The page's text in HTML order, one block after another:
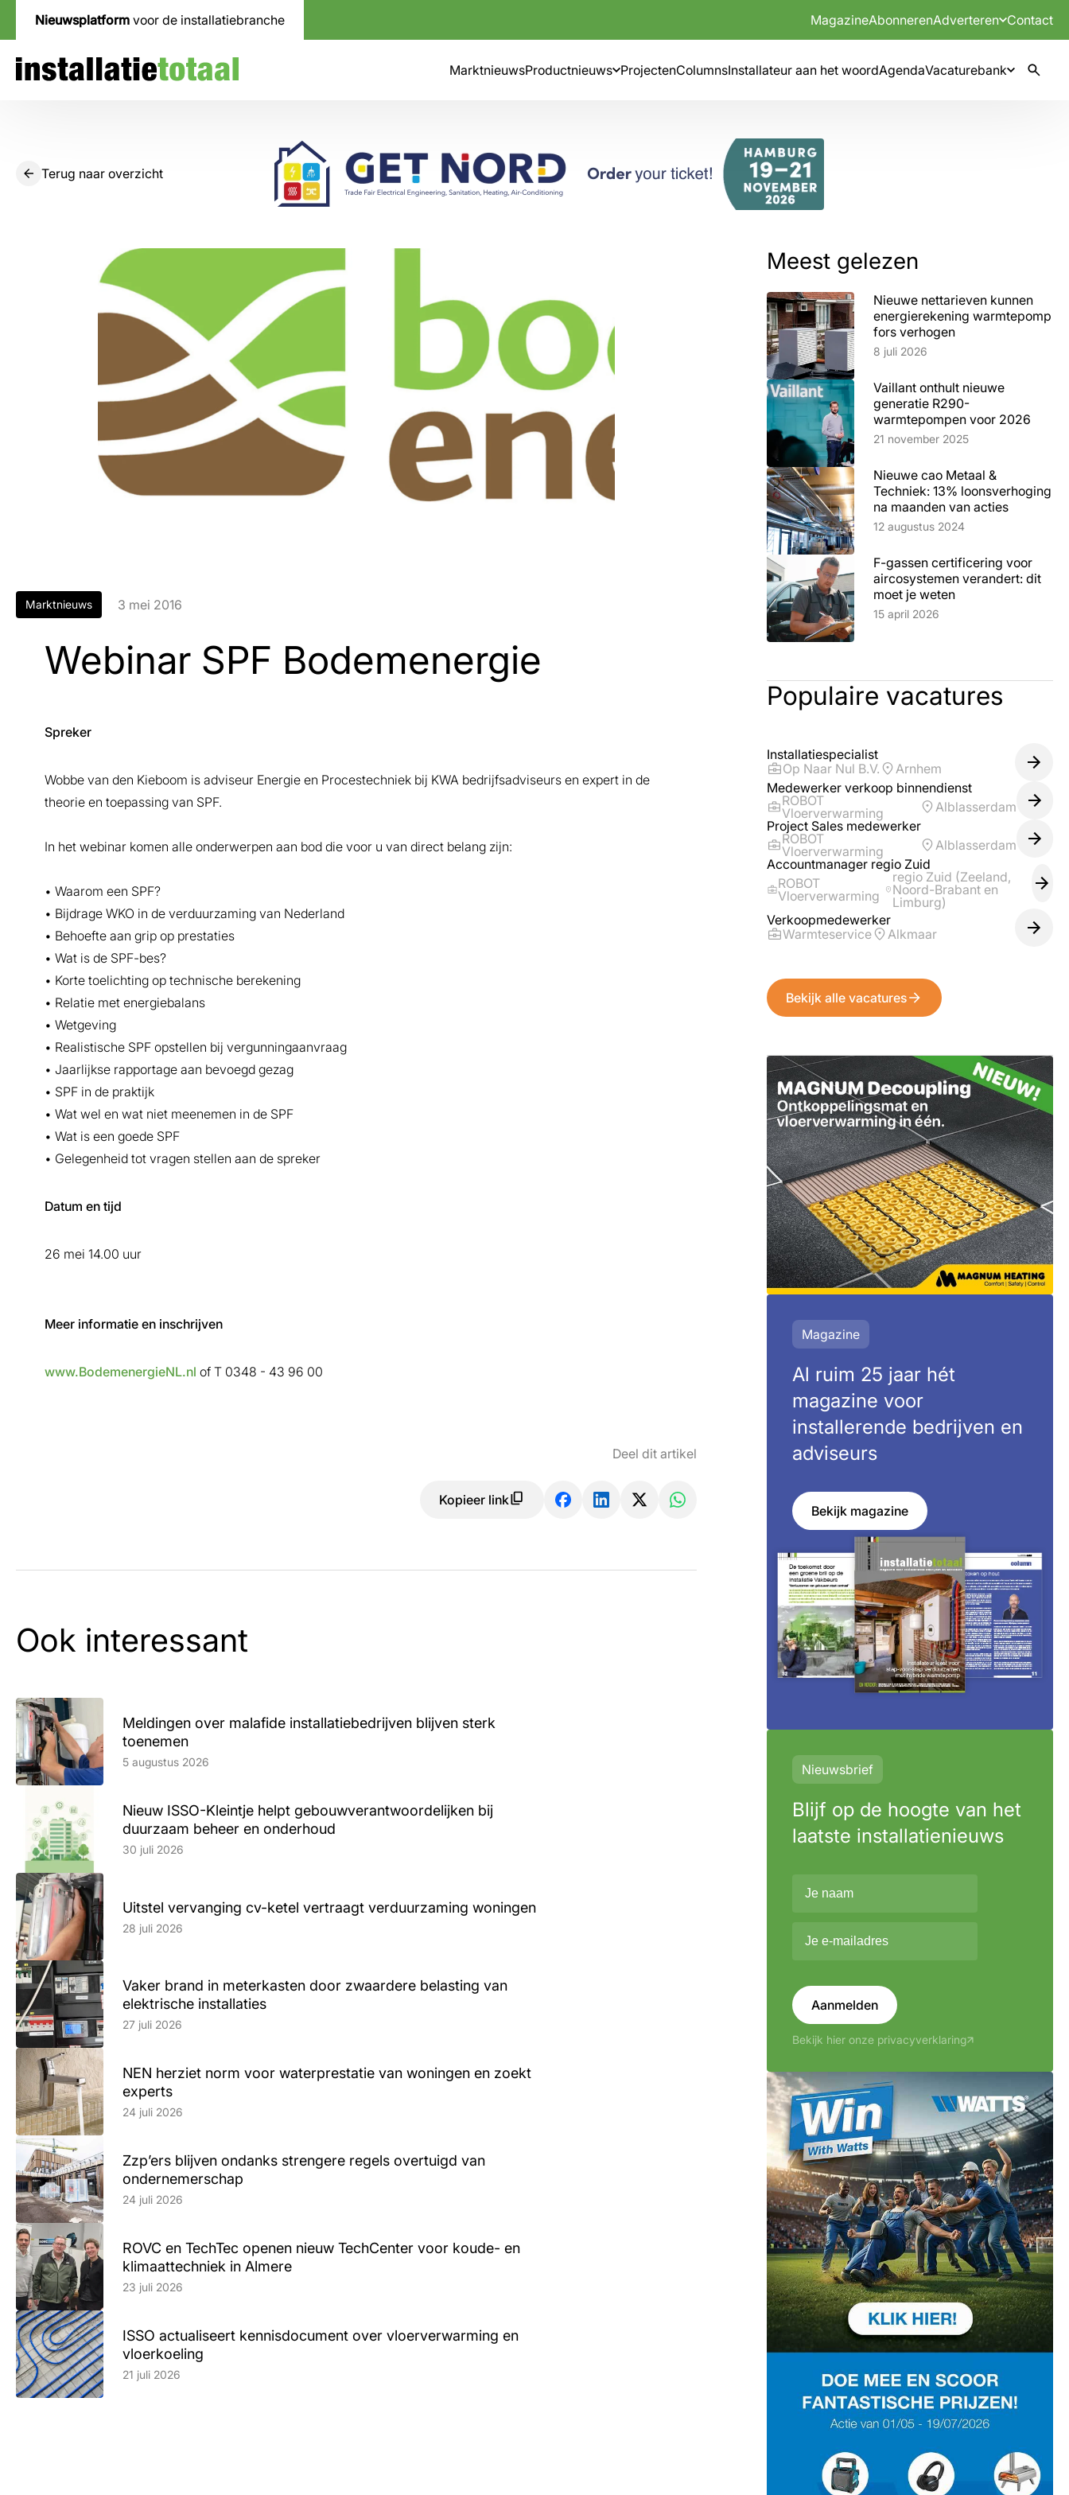
Nieuwsplatform voor de installatiebranche MagazineAbonnerenAdverteren Contact
MarktnieuwsProductnieuws ProjectenColumnsInstallateur aan het woordAgendaVacaturebank
Terug naar overzicht
Marktnieuws 3 mei 2016
Webinar SPF Bodemenergie
Spreker
Wobbe van den Kieboom is adviseur Energie en Procestechniek bij KWA bedrijfsadviseurs en expert in de
theorie en toepassing van SPF.
In het webinar komen alle onderwerpen aan bod die voor u van direct belang zijn:
• Waarom een SPF?
• Bijdrage WKO in de verduurzaming van Nederland
• Behoefte aan grip op prestaties
• Wat is de SPF-bes?
• Korte toelichting op technische berekening
• Relatie met energiebalans
• Wetgeving
• Realistische SPF opstellen bij vergunningaanvraag
• Jaarlijkse rapportage aan bevoegd gezag
• SPF in de praktijk
• Wat wel en wat niet meenemen in de SPF
• Wat is een goede SPF
• Gelegenheid tot vragen stellen aan de spreker
Datum en tijd
26 mei 14.00 uur
Meer informatie en inschrijven
www.BodemenergieNL.nl of T 0348 - 43 96 00
Deel dit artikel
Kopieer link
Ook interessant
Meldingen over malafide installatiebedrijven blijven sterk
toenemen
Lees artikel
5 augustus 2026
Nieuw ISSO-Kleintje helpt gebouwverantwoordelijken bij
duurzaam beheer en onderhoud
Lees artikel
30 juli 2026
Uitstel vervanging cv-ketel vertraagt verduurzaming woningen
Lees artikel
28 juli 2026
Vaker brand in meterkasten door zwaardere belasting van
elektrische installaties
Lees artikel
27 juli 2026
NEN herziet norm voor waterprestatie van woningen en zoekt
experts
Lees artikel
24 juli 2026
Zzp’ers blijven ondanks strengere regels overtuigd van
ondernemerschap
Lees artikel
24 juli 2026
ROVC en TechTec openen nieuw TechCenter voor koude- en
klimaattechniek in Almere
Lees artikel
23 juli 2026
ISSO actualiseert kennisdocument over vloerverwarming en
vloerkoeling
Lees artikel
21 juli 2026
Meest gelezen
Nieuwe nettarieven kunnen
energierekening warmtepomp
fors verhogen
Lees artikel
8 juli 2026
Vaillant onthult nieuwe
generatie R290-
warmtepompen voor 2026
Lees artikel
21 november 2025
Nieuwe cao Metaal &
Techniek: 13% loonsverhoging
na maanden van acties
Lees artikel
12 augustus 2024
F-gassen certificering voor
aircosystemen verandert: dit
moet je weten
Lees artikel
15 april 2026
Populaire vacatures
Installatiespecialist
Op Naar Nul B.V.
Arnhem
Medewerker verkoop binnendienst
ROBOT
Vloerverwarming
Alblasserdam
Project Sales medewerker
ROBOT
Vloerverwarming
Alblasserdam
Accountmanager regio Zuid
ROBOT
Vloerverwarming
regio Zuid (Zeeland,
Noord-Brabant en
Limburg)
Verkoopmedewerker
Warmteservice
Alkmaar
Bekijk alle vacatures
Magazine
Al ruim 25 jaar hét
magazine voor
installerende bedrijven en
adviseurs
Bekijk magazine
Nieuwsbrief
Blijf op de hoogte van het
laatste installatienieuws
Aanmelden
Bekijk hier onze privacyverklaring